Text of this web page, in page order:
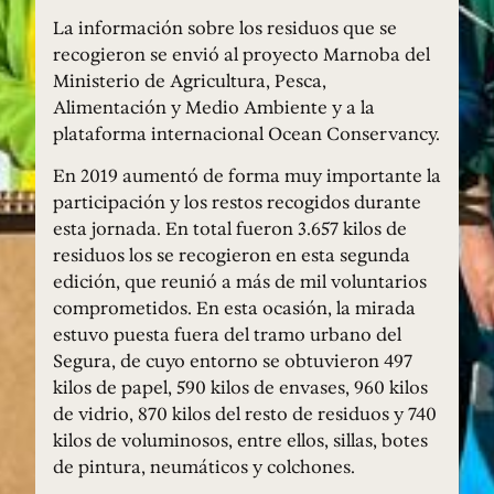
La información sobre los residuos que se
recogieron se envió al proyecto Marnoba del
Ministerio de Agricultura, Pesca,
Alimentación y Medio Ambiente y a la
plataforma internacional Ocean Conservancy.
En 2019 aumentó de forma muy importante la
participación y los restos recogidos durante
esta jornada. En total fueron 3.657 kilos de
residuos los se recogieron en esta segunda
edición, que reunió a más de mil voluntarios
comprometidos. En esta ocasión, la mirada
estuvo puesta fuera del tramo urbano del
Segura, de cuyo entorno se obtuvieron 497
kilos de papel, 590 kilos de envases, 960 kilos
de vidrio, 870 kilos del resto de residuos y 740
kilos de voluminosos, entre ellos, sillas, botes
de pintura, neumáticos y colchones.